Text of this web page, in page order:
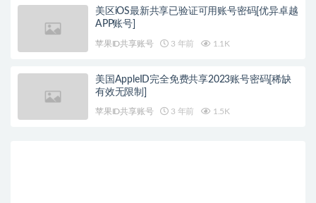
美区iOS最新共享已验证可用账号密码[优异卓越
APP账号]
苹果ID共享账号 3 年前 1.1K
美国AppleID完全免费共享2023账号密码[稀缺
有效无限制]
苹果ID共享账号 3 年前 1.5K